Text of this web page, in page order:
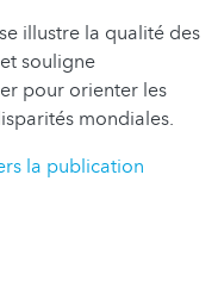
illustre la qualité des
souligne
pour orienter les
mondiales.
la publication